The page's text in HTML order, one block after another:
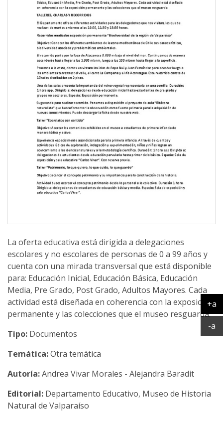
La oferta educativa está dirigida a delegaciones
escolares y no escolares de personas de 0 a 99 años y
cuenta con una mirada transversal que está disponible
para: Educación Inicial, Educación Básica, Educación
Media, Pre Grado, Post Grado, Adultos Mayores. Cada
actividad está diseñada en coherencia con la exposición
permanente y las colecciones que el museo resguarda.
Tipo: Documentos
Temática:Otra temática
Andrea Vivar Morales - Alejandra Baradit
Departamento Educativo, Museo de Historia
Natural de Valparaíso
+a
-a